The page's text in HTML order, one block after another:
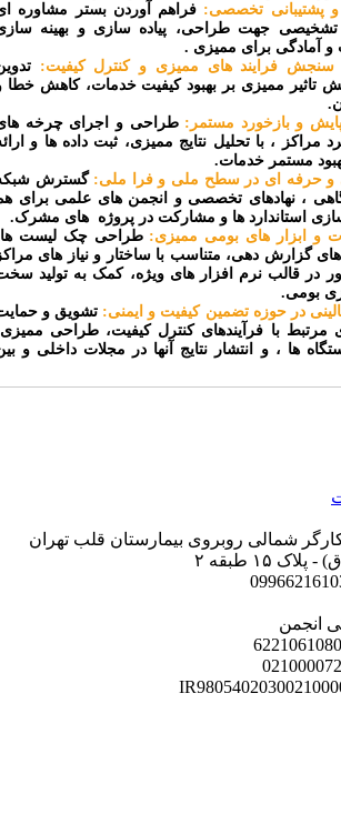
فراهم آوردن بستر مشاوره ای
جهت طراحی، پیاده سازی و بهینه سازی
آمادگی برای ممیزی .
تدوین
ممیزی بر بهبود کیفیت خدمات، کاهش خطا و
طراحی و اجرای چرخه های
، با تحلیل نتایج ممیزی، ثبت داده ها و ارائه
مستمر خدمات.
گسترش شبکه
، نهادهای تخصصی و انجمن های علمی برای هم
استاندارد ها و مشارکت در پروژه های مشرک.
و ابزار های بومی ممیزی:طراحی چک لیست ها،
گزارش دهی، متناسب با ساختار و نیاز های مراکز
قالب نرم افزار های ویژه، کمک به تولید سخت
بومی.
تشویق و حمایت
با فرآیندهای کنترل کیفیت، طراحی ممیزی،
ها ، و انتشار نتایج آنها در مجلات داخلی و بین
شمالی روبروی بیمارستان قلب تهران
۱۵ طبقه ۲